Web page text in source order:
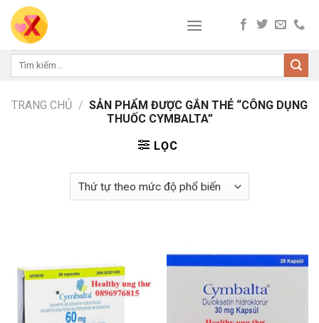
Skip
content
Tìm
TRANG CHỦ / SẢN PHẨM ĐƯỢC GẮN THẺ “CÔNG DỤNG
THUỐC CYMBALTA”
LỌC